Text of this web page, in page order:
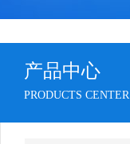
产品中心
PRODUCTS CENTER